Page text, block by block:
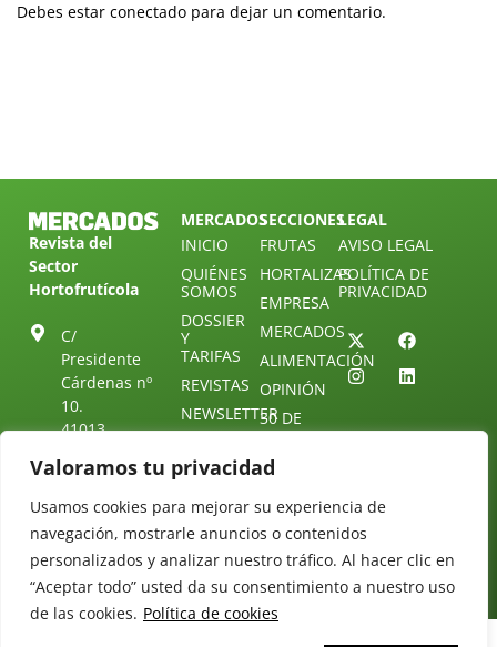
Valoramos tu privacidad
Usamos cookies para mejorar su experiencia de
navegación, mostrarle anuncios o contenidos
personalizados y analizar nuestro tráfico. Al hacer clic en
“Aceptar todo” usted da su consentimiento a nuestro uso
de las cookies. Política de cookies
Debes estar conectado para dejar un comentario.
Revista del
Sector
Hortofrutícola
C/
Presidente
Cárdenas nº
10.
41013
ESPAÑA
Tel: (+34) 954
25 88 51
redaccion@revistamercados.com
MERCADOS
INICIO
QUIÉNES
SOMOS
DOSSIER
Y
TARIFAS
REVISTAS
NEWSLETTER
ÚNETE A
TELEGRAM
CONTACTO
SECCIONES
FRUTAS
HORTALIZAS
EMPRESA
MERCADOS
ALIMENTACIÓN
OPINIÓN
30 DE
30
DIRECTORIO
LEGAL
AVISO LEGAL
POLÍTICA DE
PRIVACIDAD